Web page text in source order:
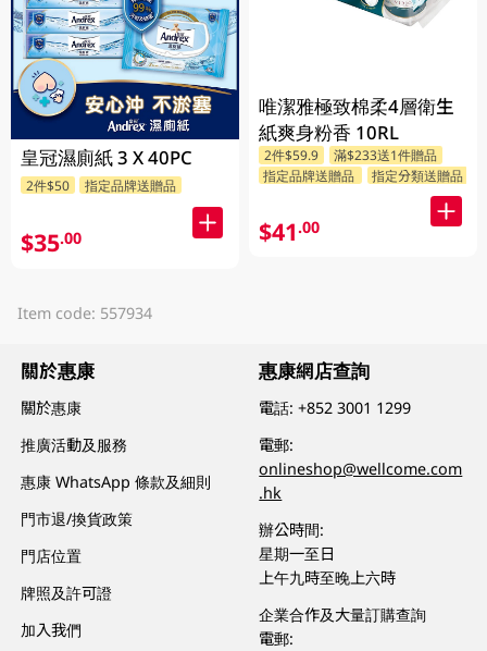
皇冠濕廁紙 3 X 40PC
2件$50 指定品牌送贈品
$35.00
唯潔雅極致棉柔4層衛生
紙爽身粉香 10RL
2件$59.9
滿$233送1件贈品
指定品牌送贈品
指定分類送贈品
$41.00
Item code: 557934
關於惠康
關於惠康
推廣活動及服務
惠康 WhatsApp 條款及細則
門市退/換貨政策
門店位置
牌照及許可證
加入我們
惠康網店查詢
電話:+852 3001 1299
電郵:
onlineshop@wellcome.com
.hk
辦公時間:
星期一至日
上午九時至晚上六時
企業合作及大量訂購查詢
電郵: